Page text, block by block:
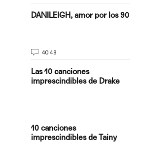
DANILEIGH, amor por los 90
4048
Las 10 canciones
imprescindibles de Drake
10 canciones
imprescindibles de Tainy